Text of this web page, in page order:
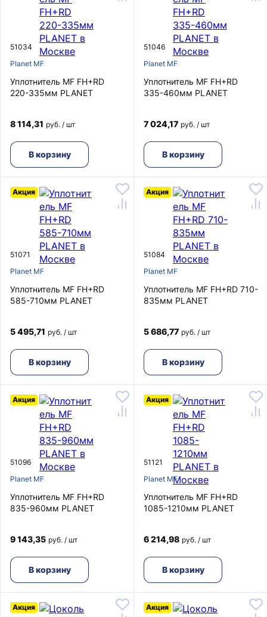
51034
Planet MF
Уплотнитель MF FH+RD
220-335мм PLANET
8 114,31 руб. / шт
В корзину
51046
Planet MF
Уплотнитель MF FH+RD
335-460мм PLANET
7 024,17 руб. / шт
В корзину
51071
Planet MF
Акция
Уплотнитель MF FH+RD
585-710мм PLANET
5 495,71 руб. / шт
В корзину
51084
Planet MF
Акция
Уплотнитель MF FH+RD 710-
835мм PLANET
5 686,77 руб. / шт
В корзину
51096
Planet MF
Акция
Уплотнитель MF FH+RD
835-960мм PLANET
9 143,35 руб. / шт
В корзину
51121
Planet MF
Акция
Уплотнитель MF FH+RD
1085-1210мм PLANET
6 214,98 руб. / шт
В корзину
Акция Акция